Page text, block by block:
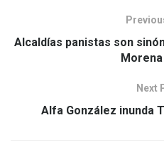
Alcaldías panistas son
Morena
Next
Alfa González inunda